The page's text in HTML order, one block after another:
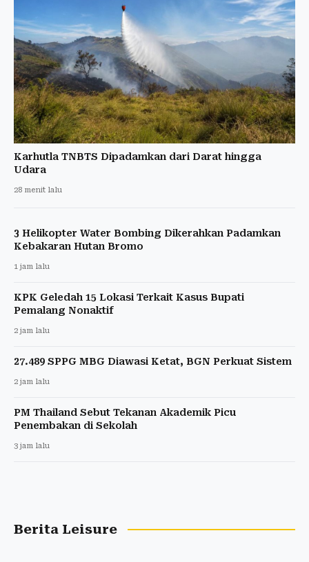
Karhutla TNBTS Dipadamkan dari Darat hingga
Udara
28 menit lalu
3 Helikopter Water Bombing Dikerahkan Padamkan
Kebakaran Hutan Bromo
1 jam lalu
KPK Geledah 15 Lokasi Terkait Kasus Bupati
Pemalang Nonaktif
2 jam lalu
27.489 SPPG MBG Diawasi Ketat, BGN Perkuat Sistem
2 jam lalu
PM Thailand Sebut Tekanan Akademik Picu
Penembakan di Sekolah
3 jam lalu
Berita Leisure